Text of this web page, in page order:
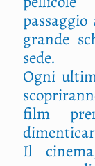
grande
sede.
Ogni
film
Il